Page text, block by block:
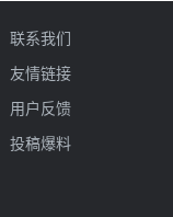
联系我们
友情链接
用户反馈
投稿爆料